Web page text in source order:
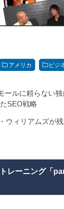
アメリカ ビジ
ールに頼らない
SEO戦略
ウィリアムズが
レーニング「